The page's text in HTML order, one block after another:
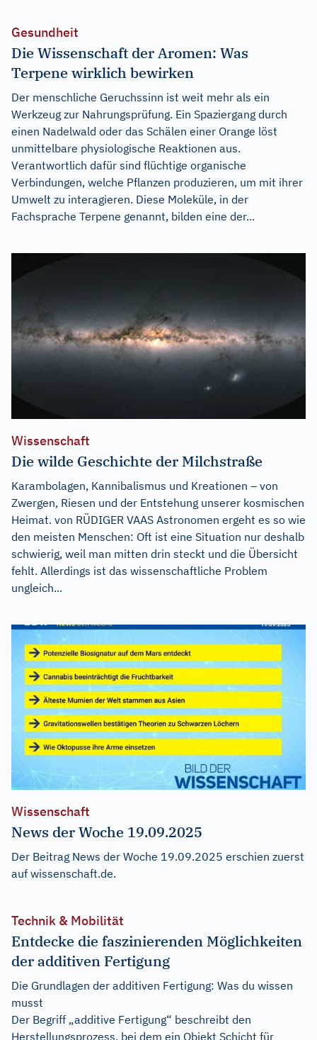
Gesundheit
Die Wissenschaft der Aromen: Was
Terpene wirklich bewirken
Der menschliche Geruchssinn ist weit mehr als ein
Werkzeug zur Nahrungsprüfung. Ein Spaziergang durch
einen Nadelwald oder das Schälen einer Orange löst
unmittelbare physiologische Reaktionen aus.
Verantwortlich dafür sind flüchtige organische
Verbindungen, welche Pflanzen produzieren, um mit ihrer
Umwelt zu interagieren. Diese Moleküle, in der
Fachsprache Terpene genannt, bilden eine der...
Wissenschaft
Die wilde Geschichte der Milchstraße
Karambolagen, Kannibalismus und Kreationen – von
Zwergen, Riesen und der Entstehung unserer kosmischen
Heimat. von RÜDIGER VAAS Astronomen ergeht es so wie
den meisten Menschen: Oft ist eine Situation nur deshalb
schwierig, weil man mitten drin steckt und die Übersicht
fehlt. Allerdings ist das wissenschaftliche Problem
ungleich...
Wissenschaft
News der Woche 19.09.2025
Der Beitrag News der Woche 19.09.2025 erschien zuerst
auf wissenschaft.de.
Technik & Mobilität
Entdecke die faszinierenden Möglichkeiten
der additiven Fertigung
Die Grundlagen der additiven Fertigung: Was du wissen
musst
Der Begriff „additive Fertigung“ beschreibt den
Herstellungsprozess, bei dem ein Objekt Schicht für